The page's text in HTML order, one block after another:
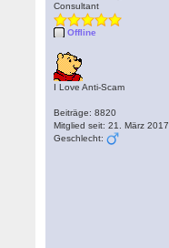
Consultant
Offline
I Love Anti-Scam
Beiträge: 8820
Mitglied seit: 21. März 2017
Geschlecht: